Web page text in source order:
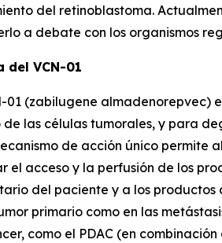
del retinoblastoma.
a debate con los organismos
del VCN-01
01 (zabilugene almadenorepvec)
de las células tumorales, y para
de acción único permite
el acceso y la perfusión de los
del paciente y a los
primario como en las
como el PDAC (en